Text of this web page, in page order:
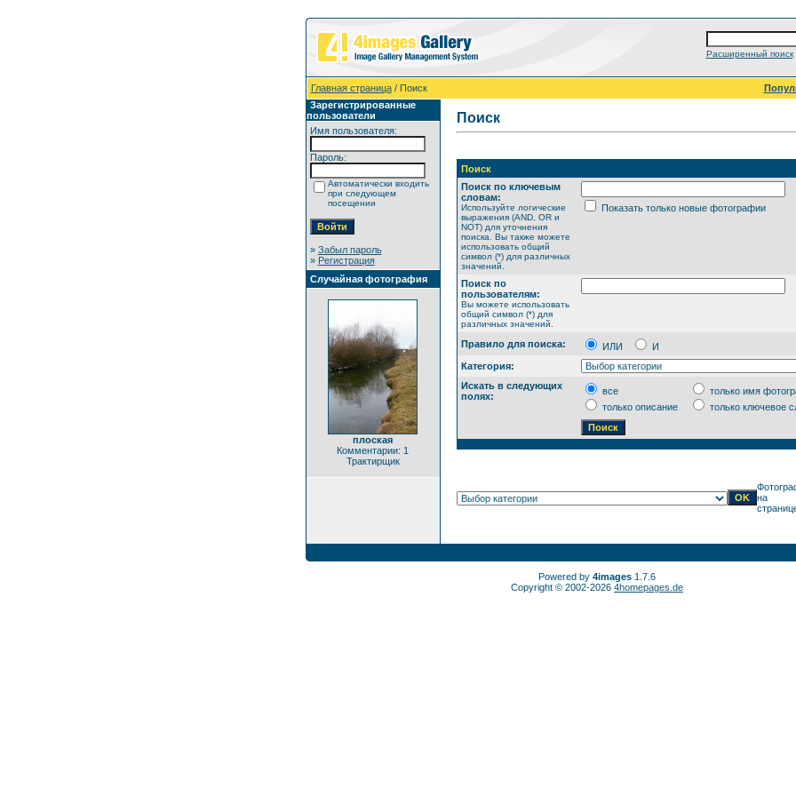
Расширенный поиск
Главная страница/ Поиск
Зарегистрированные
пользователи
Имя пользователя:
Пароль:
Автоматически входить
при следующем
посещении
» Забыл пароль
» Регистрация
Случайная фотография
плоская
Комментарии: 1
Трактирщик
Поиск
Поиск
Поиск по ключевым
словам:
Используйте логические
выражения (AND, OR и
NOT) для уточнения
поиска. Вы также можете
использовать общий
символ (*) для различных
значений.
Показать только новые фотографии
Поиск по
пользователям:
Вы можете использовать
общий символ (*) для
различных значений.
Правило для поиска: ИЛИ
И
Категория:
Искать в следующих
полях:
все
только имя
только описание
только ключевое
на
Powered by 4images 1.7.6
Copyright © 2002-2026 4homepages.de